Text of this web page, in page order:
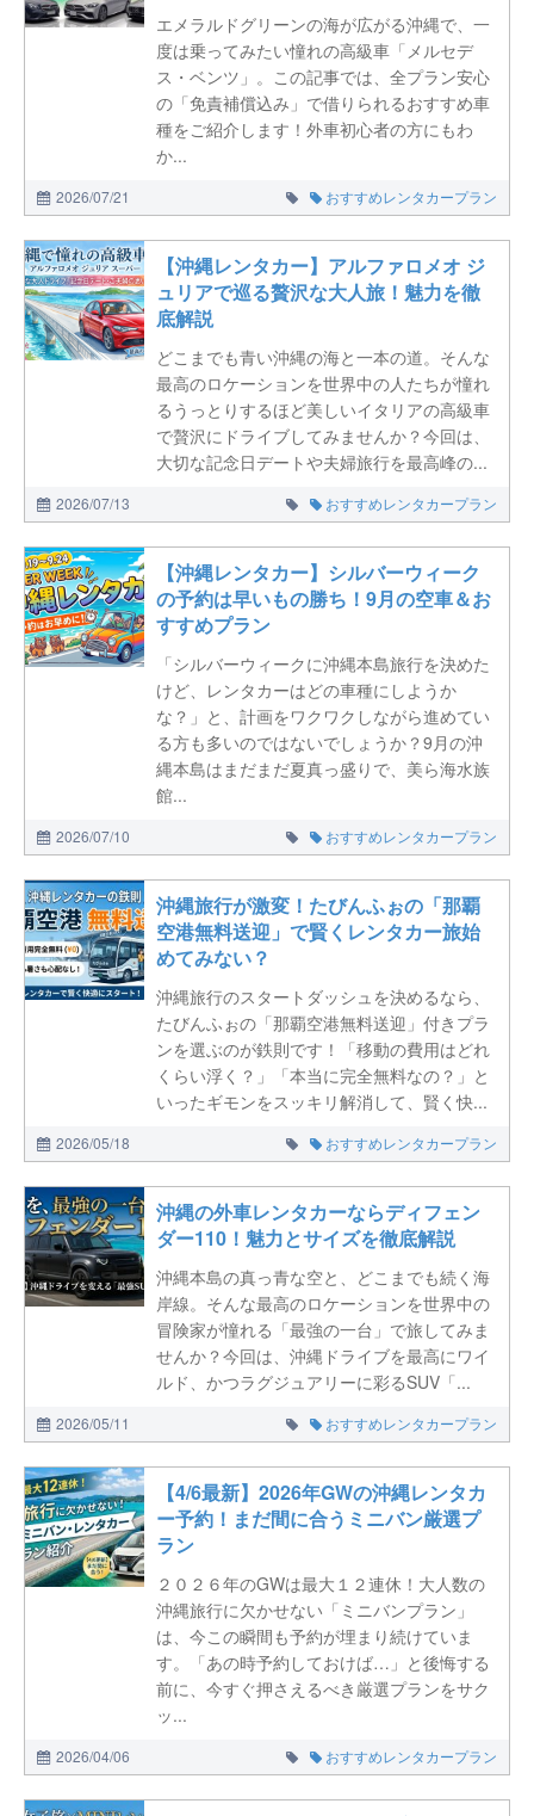
エメラルドグリーンの海が広がる沖縄で、一
度は乗ってみたい憧れの高級車「メルセデ
ス・ベンツ」。この記事では、全プラン安心
の「免責補償込み」で借りられるおすすめ車
種をご紹介します！外車初心者の方にもわ
か...
2026/07/21 おすすめレンタカープラン
【沖縄レンタカー】アルファロメオ ジ
ュリアで巡る贅沢な大人旅！魅力を徹
底解説
どこまでも青い沖縄の海と一本の道。そんな
最高のロケーションを世界中の人たちが憧れ
るうっとりするほど美しいイタリアの高級車
で贅沢にドライブしてみませんか？今回は、
大切な記念日デートや夫婦旅行を最高峰の...
2026/07/13 おすすめレンタカープラン
【沖縄レンタカー】シルバーウィーク
の予約は早いもの勝ち！9月の空車＆お
すすめプラン
「シルバーウィークに沖縄本島旅行を決めた
けど、レンタカーはどの車種にしようか
な？」と、計画をワクワクしながら進めてい
る方も多いのではないでしょうか？9月の沖
縄本島はまだまだ夏真っ盛りで、美ら海水族
館...
2026/07/10 おすすめレンタカープラン
沖縄旅行が激変！たびんふぉの「那覇
空港無料送迎」で賢くレンタカー旅始
めてみない？
沖縄旅行のスタートダッシュを決めるなら、
たびんふぉの「那覇空港無料送迎」付きプラ
ンを選ぶのが鉄則です！「移動の費用はどれ
くらい浮く？」「本当に完全無料なの？」と
いったギモンをスッキリ解消して、賢く快...
2026/05/18 おすすめレンタカープラン
沖縄の外車レンタカーならディフェン
ダー110！魅力とサイズを徹底解説
沖縄本島の真っ青な空と、どこまでも続く海
岸線。そんな最高のロケーションを世界中の
冒険家が憧れる「最強の一台」で旅してみま
せんか？今回は、沖縄ドライブを最高にワイ
ルド、かつラグジュアリーに彩るSUV「...
2026/05/11 おすすめレンタカープラン
【4/6最新】2026年GWの沖縄レンタカ
ー予約！まだ間に合うミニバン厳選プ
ラン
２０２６年のGWは最大１２連休！大人数の
沖縄旅行に欠かせない「ミニバンプラン」
は、今この瞬間も予約が埋まり続けていま
す。「あの時予約しておけば…」と後悔する
前に、今すぐ押さえるべき厳選プランをサク
ッ...
2026/04/06 おすすめレンタカープラン